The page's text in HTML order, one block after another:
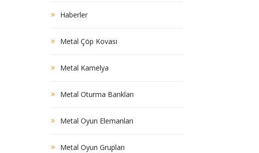
Haberler
Metal Çöp Kovası
Metal Kamelya
Metal Oturma Bankları
Metal Oyun Elemanları
Metal Oyun Grupları